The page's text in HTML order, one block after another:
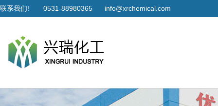
联系我们! 0531-88980365 info@xrchemical.com